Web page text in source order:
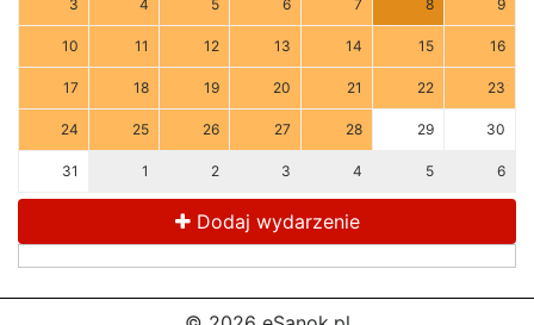
3 4 5 6 7 8 9
10 11 12 13 14 15 16
17 18 19 20 21 22 23
24 25 26 27 28 29 30
31 1 2 3 4 5 6
Dodaj wydarzenie